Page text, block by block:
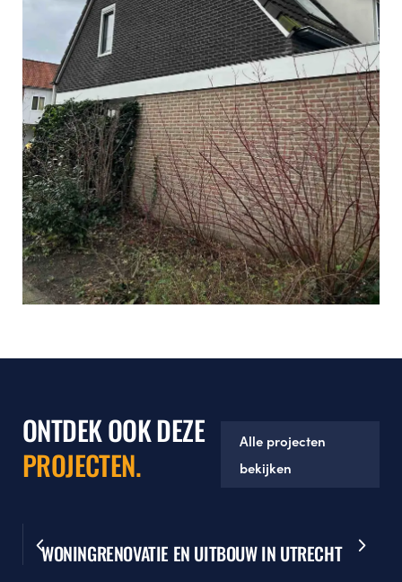
ONTDEK OOK DEZE
PROJECTEN.
Alle projecten
bekijken
WONINGRENOVATIE EN UITBOUW IN UTRECHT